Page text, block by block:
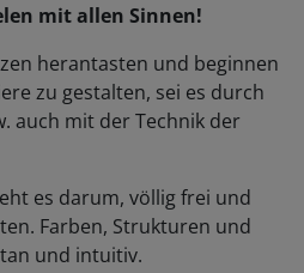
mit allen Sinnen!
herantasten und beginnen
zu gestalten, sei es durch
auch mit der Technik der
es darum, völlig frei und
Farben, Strukturen und
und intuitiv.